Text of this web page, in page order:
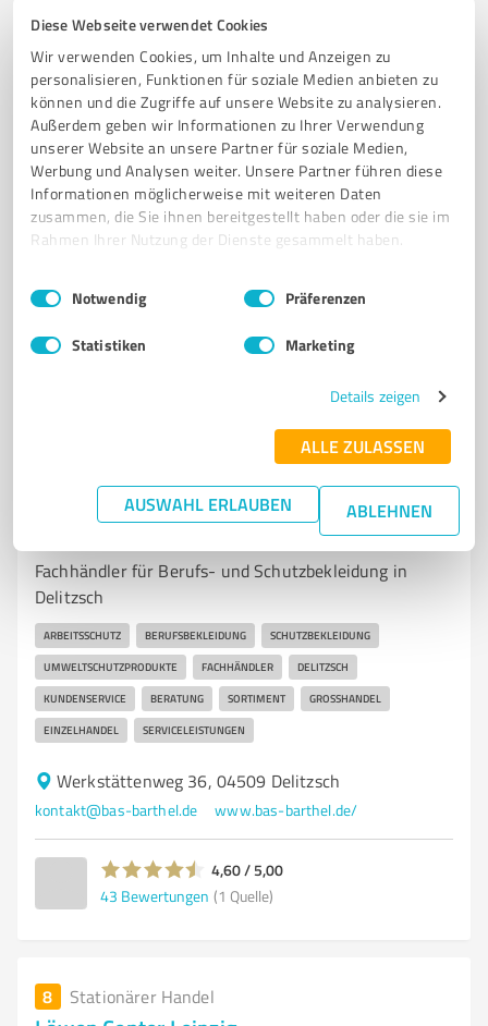
Diese Webseite verwendet Cookies
Wir verwenden Cookies, um Inhalte und Anzeigen zu
personalisieren, Funktionen für soziale Medien anbieten zu
können und die Zugriffe auf unsere Website zu analysieren.
Außerdem geben wir Informationen zu Ihrer Verwendung
unserer Website an unsere Partner für soziale Medien,
Werbung und Analysen weiter. Unsere Partner führen diese
Informationen möglicherweise mit weiteren Daten
zusammen, die Sie ihnen bereitgestellt haben oder die sie im
Rahmen Ihrer Nutzung der Dienste gesammelt haben.
Impressum Datenschutzbestimmungen
Einwilligungsauswahl
Notwendig Präferenzen
Statistiken Marketing
Details zeigen
ALLE ZULASSEN
AUSWAHL ERLAUBEN ABLEHNEN
NOVA Shoppingcenter Leuna
NOVA Shoppingcenter in Leuna – Ihr Ziel für Shopping
und Freizeitvergnügen!
EINKAUFSZENTRUM SHOPPINGCENTER LEUNA MODE
UNTERHALTUNGSELEKTRONIK GASTRONOMIE FREIZEITANGEBOTE
FAMILIENFREUNDLICH
RABATTE
Tel. 034638 3600
info@ece.com
Stationärer Handel
BAS-Barthel Arbeitsschutz oHG
Fachhändler für Berufs- und Schutzbekleidung in
Delitzsch
ARBEITSSCHUTZ BERUFSBEKLEIDUNG SCHUTZBEKLEIDUNG
UMWELTSCHUTZPRODUKTE FACHHÄNDLER DELITZSCH
KUNDENSERVICE BERATUNG SORTIMENT GROSSHANDEL
EINZELHANDEL SERVICELEISTUNGEN
Werkstättenweg 36, 04509 Delitzsch
kontakt@bas-barthel.de www.bas-barthel.de/
4,60 / 5,00
43 Bewertungen (1 Quelle)
8 Stationärer Handel